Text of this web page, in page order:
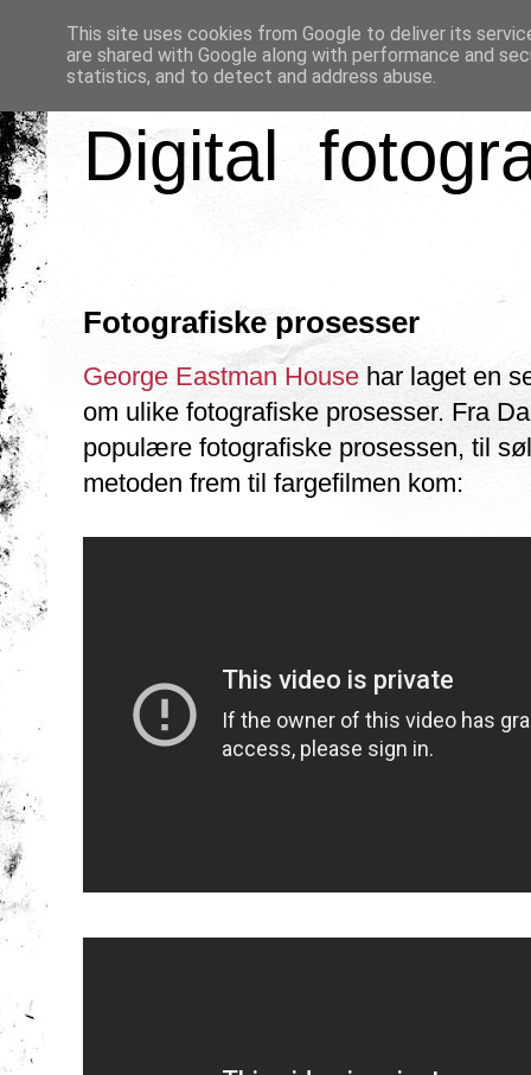
Digital
Fotografiske prosesser
George Eastman House har laget en
om ulike fotografiske prosesser. Fra
populære fotografiske prosessen, til
metoden frem til fargefilmen kom:
This site uses cookies from Google to deliver its
are shared with Google along with performance and
statistics, and to detect and address abuse.